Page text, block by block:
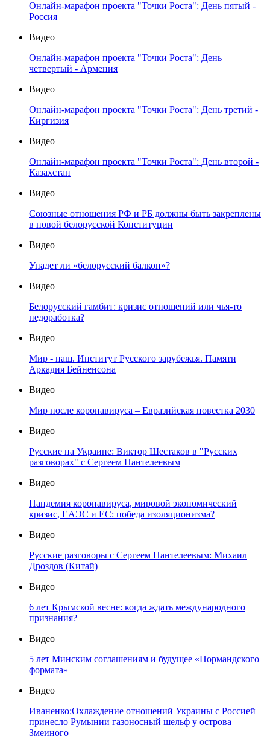
Онлайн-марафон проекта "Точки Роста": День пятый -
Россия
Видео
Онлайн-марафон проекта "Точки Роста": День
четвертый - Армения
Видео
Онлайн-марафон проекта "Точки Роста": День третий -
Киргизия
Видео
Онлайн-марафон проекта "Точки Роста": День второй -
Казахстан
Видео
Союзные отношения РФ и РБ должны быть закреплены
в новой белорусской Конституции
Видео
Упадет ли «белорусский балкон»?
Видео
Белорусский гамбит: кризис отношений или чья-то
недоработка?
Видео
Мир - наш. Институт Русского зарубежья. Памяти
Аркадия Бейненсона
Видео
Мир после коронавируса – Евразийская повестка 2030
Видео
Русские на Украине: Виктор Шестаков в "Русских
разговорах" с Сергеем Пантелеевым
Видео
Пандемия коронавируса, мировой экономический
кризис, ЕАЭС и ЕС: победа изоляционизма?
Видео
Русские разговоры с Сергеем Пантелеевым: Михаил
Дроздов (Китай)
Видео
6 лет Крымской весне: когда ждать международного
признания?
Видео
5 лет Минским соглашениям и будущее «Нормандского
формата»
Видео
Иваненко:Охлаждение отношений Украины с Россией
принесло Румынии газоносный шельф у острова
Змеиного